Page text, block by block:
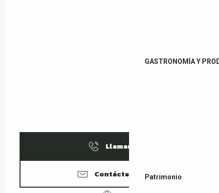
GASTRONOMÍA Y
Patrimonio
Llamar
Contáctenos